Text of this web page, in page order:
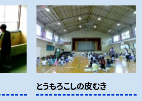
とうもろこしの皮むき